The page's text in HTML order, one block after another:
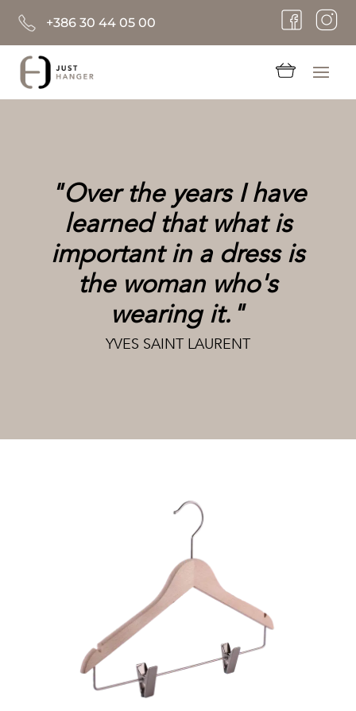
+386 30 44 05 00
"Over the years I have
learned that what is
important in a dress is
the woman who's
wearing it."
YVES SAINT LAURENT